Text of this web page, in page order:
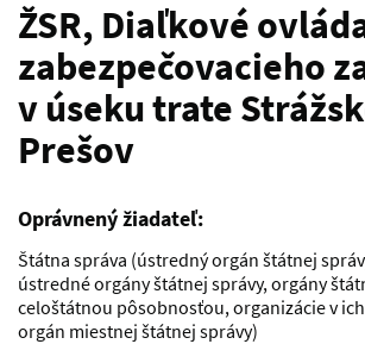
ŽSR, Diaľkové
zabezpečovacieho
v úseku trate
Prešov
Oprávnený žiadateľ:
Štátna správa (ústredný orgán štátnej
ústredné orgány štátnej správy, orgány
celoštátnou pôsobnosťou, organizácie v
orgán miestnej štátnej správy)